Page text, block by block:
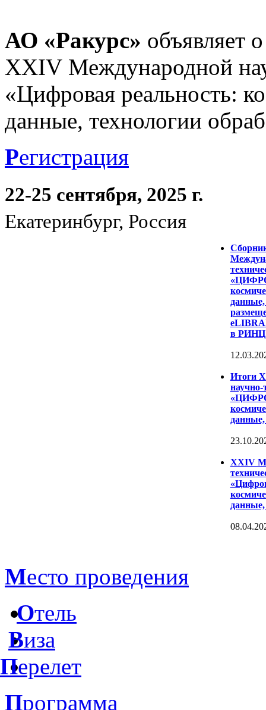
АО «Ракурс» объявляет
XXIV Международной
«Цифровая реальность:
данные, технологии
Регистрация
22-25 сентября, 2025 г.
Екатеринбург, Россия
данные,
в
Итоги
научно-
данные,
XXIV
данные,
Место проведения
Отель
Виза
Перелет
Программа